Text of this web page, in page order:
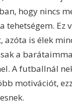
hogy nincs
tehetségem. Ez
azóta is élek
a
A futballnál
motivációt,